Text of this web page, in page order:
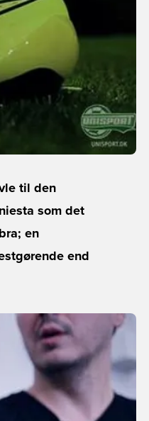
til den
som det
en
end